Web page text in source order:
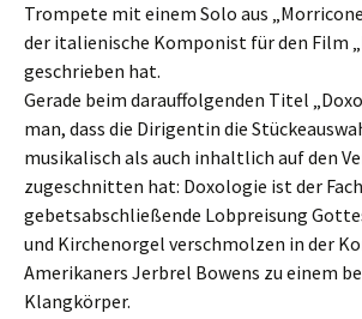
Trompete mit einem Solo aus
der italienische Komponist für den Film
geschrieben hat.
Gerade beim darauffolgenden Titel
man, dass die Dirigentin die
musikalisch als auch inhaltlich auf den
zugeschnitten hat: Doxologie ist der
gebetsabschließende Lobpreisung
und Kirchenorgel verschmolzen in der
Amerikaners Jerbrel Bowens zu einem
Klangkörper.